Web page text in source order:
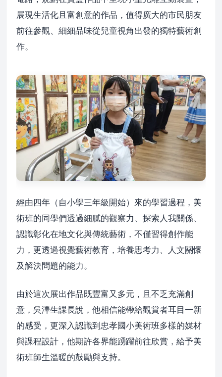
展現生活化且富創意的作品，值得廣大的市民朋友
前往參觀、細細品味從兒童視角出發的獨特藝術創
作。
經由四年（自小學三年級開始）來的學習過程，美
術班的同學們透過細膩的觀察力、探索人我關係、
認識彰化在地文化與傳統藝術，不僅習得創作能
力，更透過視覺藝術教育，培養思考力、人文關懷
及解決問題的能力。
由於這次展出作品既豐富又多元，且不乏充滿創
意，吳澤生課長說，他相信能帶給觀賞者耳目一新
的感受，更深入認識到忠孝國小美術班多樣的媒材
與課程設計，他期許各界能踴躍前往欣賞，給予美
術班師生溫暖的鼓勵與支持。